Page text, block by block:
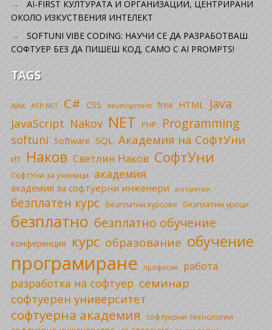
AI-FIRST КУЛТУРАТА И ОРГАНИЗАЦИИ, ЦЕНТРИРАНИ
ОКОЛО ИЗКУСТВЕНИЯ ИНТЕЛЕКТ
SOFTUNI VIBE CODING: НАУЧИ СЕ ДА РАЗРАБОТВАШ
СОФТУЕР БЕЗ ДА ПИШЕШ КОД, САМО С AI PROMPTS!
TAGS
AJAX ASP.NET C# CSS development free HTML Java
JavaScript Nakov NET PHP Programming
softuni Software SQL Академия на СофтУни
ИТ Наков Светлин Наков СофтУни
СофтУни за ученици академия
академия за софтуерни инженери алгоритми
безплатен курс безплатни курсове безплатни уроци
безплатно безплатно обучение
конференция курс образование обучение
програмиране професия работа
разработка на софтуер семинар
софтуерен университет
софтуерна академия софтуерни технологии